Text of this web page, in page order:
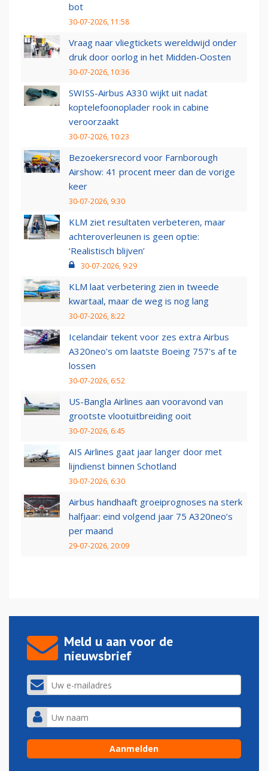
bot
30-07-2026, 11:58
Vraag naar vliegtickets wereldwijd onder
druk door oorlog in het Midden-Oosten
30-07-2026, 10:36
SWISS-Airbus A330 wijkt uit nadat
koptelefoonoplader rook in cabine
veroorzaakt
30-07-2026, 10:23
Bezoekersrecord voor Farnborough
Airshow: 41 procent meer dan de vorige
keer
30-07-2026, 9:30
KLM ziet resultaten verbeteren, maar
achteroverleunen is geen optie:
‘Realistisch blijven’
30-07-2026, 9:29
KLM laat verbetering zien in tweede
kwartaal, maar de weg is nog lang
30-07-2026, 8:22
Icelandair tekent voor zes extra Airbus
A320neo's om laatste Boeing 757's af te
lossen
30-07-2026, 6:52
US-Bangla Airlines aan vooravond van
grootste vlootuitbreiding ooit
30-07-2026, 6:45
AIS Airlines gaat jaar langer door met
lijndienst binnen Schotland
30-07-2026, 6:30
Airbus handhaaft groeiprognoses na sterk
halfjaar: eind volgend jaar 75 A320neo’s
per maand
29-07-2026, 20:09
Meld u aan voor de
nieuwsbrief